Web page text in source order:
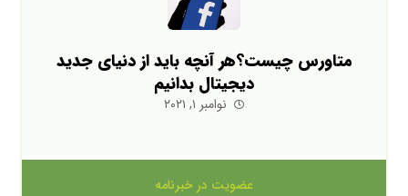
متاورس چیست؟هر آنچه باید از دنیای جدید
دیجیتال بدانیم
نوامبر ۱, ۲۰۲۱
عضویت در خبرنامه